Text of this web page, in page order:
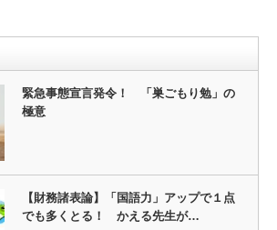
緊急事態宣言発令！ 「巣ごもり勉」の
極意
【財務諸表論】「国語力」アップで１点
でも多くとる！ かえる先生が…